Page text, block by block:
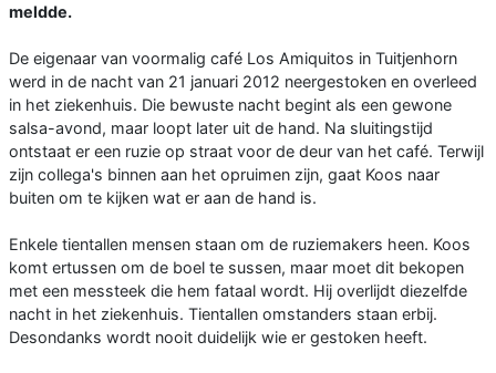
meldde.
De eigenaar van voormalig café Los Amiquitos in Tuitjenhorn
werd in de nacht van 21 januari 2012 neergestoken en overleed
in het ziekenhuis. Die bewuste nacht begint als een gewone
salsa-avond, maar loopt later uit de hand. Na sluitingstijd
ontstaat er een ruzie op straat voor de deur van het café. Terwijl
zijn collega's binnen aan het opruimen zijn, gaat Koos naar
buiten om te kijken wat er aan de hand is.
Enkele tientallen mensen staan om de ruziemakers heen. Koos
komt ertussen om de boel te sussen, maar moet dit bekopen
met een messteek die hem fataal wordt. Hij overlijdt diezelfde
nacht in het ziekenhuis. Tientallen omstanders staan erbij.
Desondanks wordt nooit duidelijk wie er gestoken heeft.